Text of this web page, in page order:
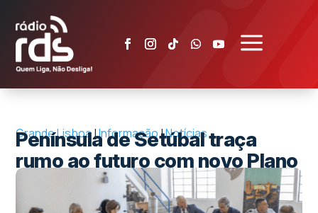
a
Grande Lisboa|Informação|Notícias
Península de Setúbal traça
rumo ao futuro com novo Plano
Estratégico até 2034